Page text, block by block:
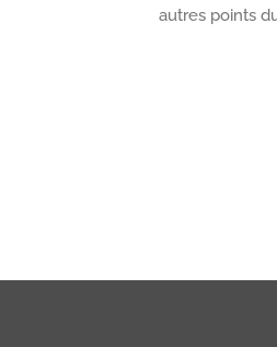
autres points